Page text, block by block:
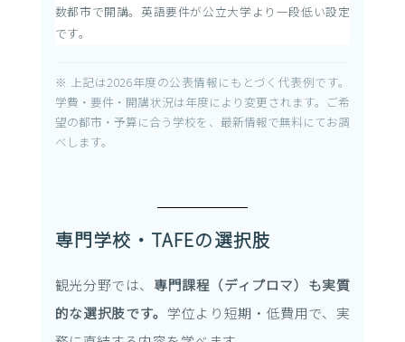
数都市で開講。英語要件が公立大学より一段低い設定
です。
※ 上記は2026年度の公表情報にもとづく代表例です。
学費・要件・開講状況は年度により変更されます。ご希
望の都市・予算に合う学校を、最新情報で無料にてお調
べします。
専門学校・TAFEの選択肢
観光分野では、 専門課程（ディプロマ）も実質
的な選択肢です。 学位より短期・低費用で、実